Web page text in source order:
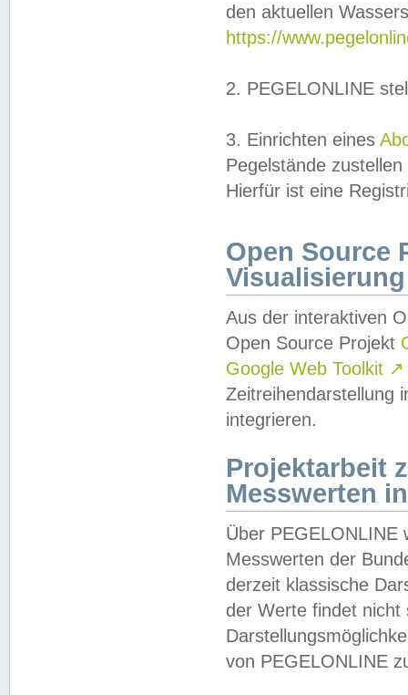
den aktuellen
https://
2. PEGELONLINE
3. Einrichten eines
Pegelstände
Hierfür ist eine
Open Source
Visualisierung
Aus der interaktiven
Open Source Projekt
Google Web Toolkit ↗
Zeitreihendarstellung
integrieren.
Projektarbeit
Messwerten
Über PEGELONLINE
Messwerten der
derzeit klassische
der Werte findet
von PEGELONLINE